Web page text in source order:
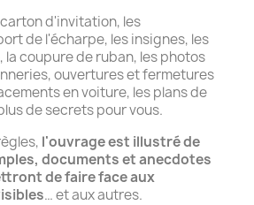
d'invitation, les
de l'écharpe, les insignes, les
la coupure de ruban, les photos
ouvertures et fermetures
en voiture, les plans de
de secrets pour vous.
l'ouvrage est illustré de
documents et anecdotes
de faire face aux
… et aux autres.